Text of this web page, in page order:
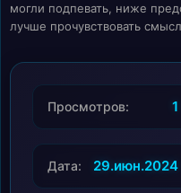
могли подпевать, ниже
лучше прочувствовать
Просмотров: 1
Дата: 29.июн.2024